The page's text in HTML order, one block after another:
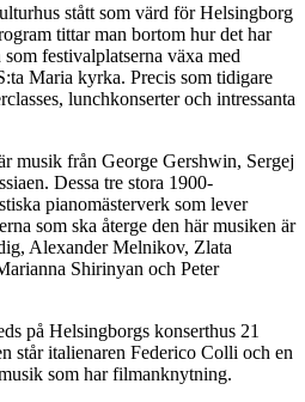
stått som värd för Helsingborg
tittar man bortom hur det har
festivalplatserna växa med
Maria kyrka. Precis som tidigare
lunchkonserter och intressanta
musik från George Gershwin, Sergej
Dessa tre stora 1900-
pianomästerverk som lever
som ska återge den här musiken är
Alexander Melnikov, Zlata
Shirinyan och Peter
på Helsingborgs konserthus 21
står italienaren Federico Colli och en
som har filmanknytning.